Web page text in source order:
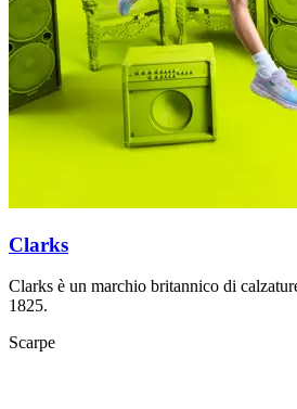
Clarks
Clarks è un marchio britannico di
1825.
Scarpe